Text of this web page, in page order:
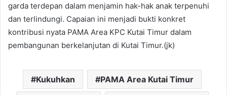
garda terdepan dalam menjamin hak-hak anak terpenuhi
dan terlindungi. Capaian ini menjadi bukti konkret
kontribusi nyata PAMA Area KPC Kutai Timur dalam
pembangunan berkelanjutan di Kutai Timur.(jk)
Kukuhkan PAMA Area Kutai Timur